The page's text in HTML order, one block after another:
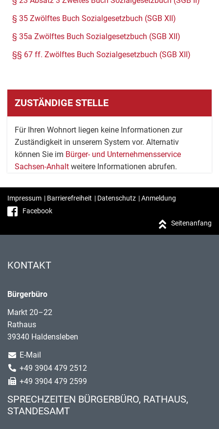
§ 35 Zwölftes Buch Sozialgesetzbuch (SGB XII)
§ 35a Zwölftes Buch Sozialgesetzbuch (SGB XII)
§§ 67 ff. Zwölftes Buch Sozialgesetzbuch (SGB XII)
ZUSTÄNDIGE STELLE
Für Ihren Wohnort liegen keine Informationen zur
Zuständigkeit in unserem System vor. Alternativ
können Sie im Bürger- und Unternehmensservice
Sachsen-Anhalt weitere Informationen abrufen.
Impressum | Barrierefreiheit | Datenschutz |Anmeldung
Facebook
Seitenanfang
KONTAKT
Bürgerbüro
Markt 20–22
Rathaus
39340 Haldensleben
E-Mail
+49 3904 479 2512
+49 3904 479 2599
SPRECHZEITEN BÜRGERBÜRO, RATHAUS,
STANDESAMT